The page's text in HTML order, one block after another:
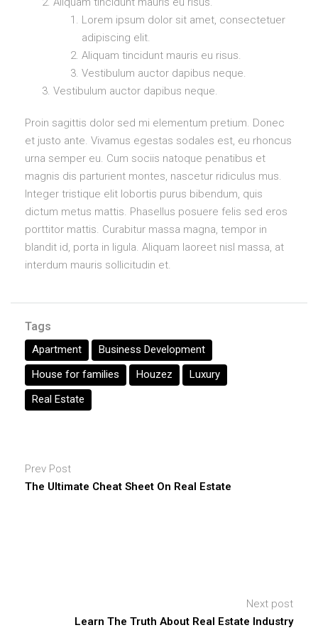
Lorem ipsum dolor sit amet, consectetuer
adipiscing elit.
Aliquam tincidunt mauris eu risus.
Vestibulum auctor dapibus neque.
Vestibulum auctor dapibus neque.
Proin sagittis dolor sed mi elementum pretium. Donec
et justo ante. Vivamus egestas sodales est, eu rhoncus
urna semper eu. Cum sociis natoque penatibus et
magnis dis parturient montes, nascetur ridiculus mus.
Integer tristique elit lobortis purus bibendum, quis
dictum metus mattis. Phasellus posuere felis sed eros
porttitor mattis. Curabitur massa magna, tempor in
blandit id, porta in ligula. Aliquam laoreet nisl massa, at
interdum mauris sollicitudin et.
Tags
Apartment
Business Development
House for families
Houzez
Luxury
Real Estate
Prev Post
The Ultimate Cheat Sheet On Real Estate
Next post
Learn The Truth About Real Estate Industry